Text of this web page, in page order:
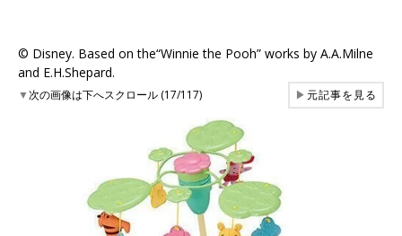
©︎ Disney. Based on the“Winnie the Pooh” works by A.A.Milne
and E.H.Shepard.
▼次の画像は下へスクロール (17/117) ▶元記事を見る